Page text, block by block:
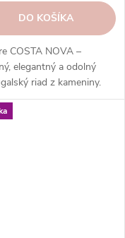
DO KOŠÍKA
COSTA NOVA –
elegantný a odolný
riad z kameniny.
ponuka kolekcií, tvarov,
funkcií. Objednajte si v